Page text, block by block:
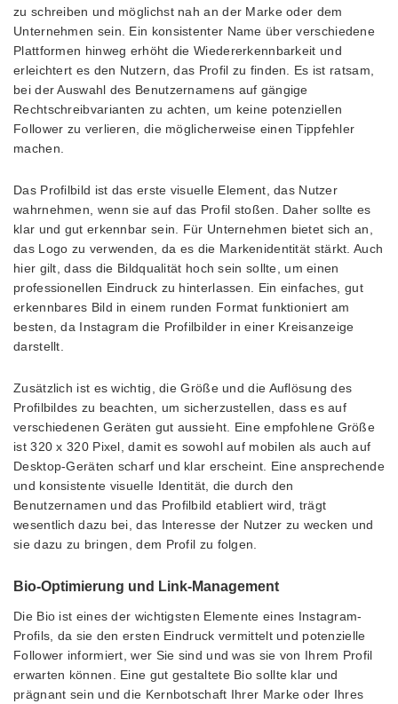
zu schreiben und möglichst nah an der Marke oder dem
Unternehmen sein. Ein konsistenter Name über verschiedene
Plattformen hinweg erhöht die Wiedererkennbarkeit und
erleichtert es den Nutzern, das Profil zu finden. Es ist ratsam,
bei der Auswahl des Benutzernamens auf gängige
Rechtschreibvarianten zu achten, um keine potenziellen
Follower zu verlieren, die möglicherweise einen Tippfehler
machen.
Das Profilbild ist das erste visuelle Element, das Nutzer
wahrnehmen, wenn sie auf das Profil stoßen. Daher sollte es
klar und gut erkennbar sein. Für Unternehmen bietet sich an,
das Logo zu verwenden, da es die Markenidentität stärkt. Auch
hier gilt, dass die Bildqualität hoch sein sollte, um einen
professionellen Eindruck zu hinterlassen. Ein einfaches, gut
erkennbares Bild in einem runden Format funktioniert am
besten, da Instagram die Profilbilder in einer Kreisanzeige
darstellt.
Zusätzlich ist es wichtig, die Größe und die Auflösung des
Profilbildes zu beachten, um sicherzustellen, dass es auf
verschiedenen Geräten gut aussieht. Eine empfohlene Größe
ist 320 x 320 Pixel, damit es sowohl auf mobilen als auch auf
Desktop-Geräten scharf und klar erscheint. Eine ansprechende
und konsistente visuelle Identität, die durch den
Benutzernamen und das Profilbild etabliert wird, trägt
wesentlich dazu bei, das Interesse der Nutzer zu wecken und
sie dazu zu bringen, dem Profil zu folgen.
Bio-Optimierung und Link-Management
Die Bio ist eines der wichtigsten Elemente eines Instagram-
Profils, da sie den ersten Eindruck vermittelt und potenzielle
Follower informiert, wer Sie sind und was sie von Ihrem Profil
erwarten können. Eine gut gestaltete Bio sollte klar und
prägnant sein und die Kernbotschaft Ihrer Marke oder Ihres